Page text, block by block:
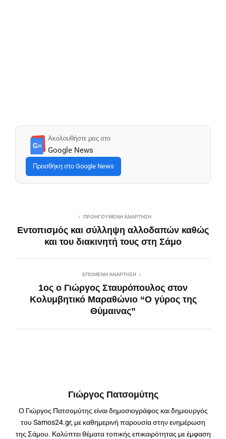
G≡
Ακολουθήστε μας στο
Google News
Προσθήκη στο Google News
ΠΡΟΗΓΟΎΜΕΝΗ ΑΝΆΡΤΗΣΗ
Εντοπισμός και σύλληψη αλλοδαπών καθώς
και του διακινητή τους στη Σάμο
ΕΠΌΜΕΝΗ ΑΝΆΡΤΗΣΗ
1ος ο Γιώργος Σταυρόπουλος στον
Κολυμβητικό Μαραθώνιο “Ο γύρος της
Θύμαινας”
Γιώργος Πατσομύτης
Ο Γιώργος Πατσομύτης είναι δημοσιογράφος και δημιουργός
του Samos24.gr, με καθημερινή παρουσία στην ενημέρωση
της Σάμου. Καλύπτει θέματα τοπικής επικαιρότητας με έμφαση